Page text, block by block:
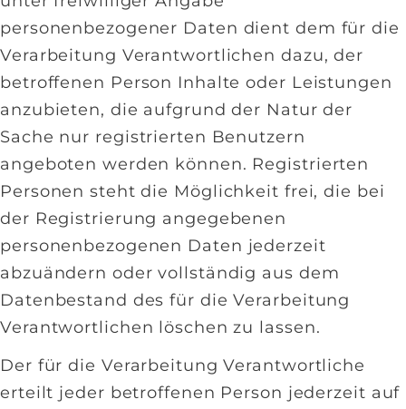
personenbezogener Daten dient dem für die
Verarbeitung Verantwortlichen dazu, der
betroffenen Person Inhalte oder Leistungen
anzubieten, die aufgrund der Natur der
Sache nur registrierten Benutzern
angeboten werden können. Registrierten
Personen steht die Möglichkeit frei, die bei
der Registrierung angegebenen
personenbezogenen Daten jederzeit
abzuändern oder vollständig aus dem
Datenbestand des für die Verarbeitung
Verantwortlichen löschen zu lassen.
Der für die Verarbeitung Verantwortliche
erteilt jeder betroffenen Person jederzeit auf